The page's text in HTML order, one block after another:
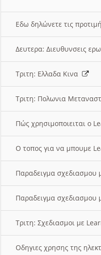
Εδω δηλώνετε τις
Δευτερα: Διευθυνσεις
Τριτη: Ελλαδα Κινα
Τριτη: Πολωνια
Πώς χρησιμοποιειται ο
O τοπος για να μπουμε
Παραδειγμα
Παραδειγμα
Τριτη: Σχεδιασμοι με
Οδηγιες χρησης της